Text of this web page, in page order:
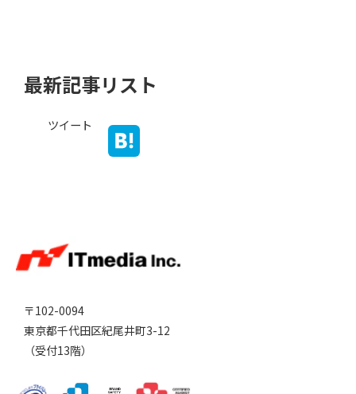
最新記事リスト
ツイート
〒102-0094
東京都千代田区紀尾井町3-12
（受付13階）